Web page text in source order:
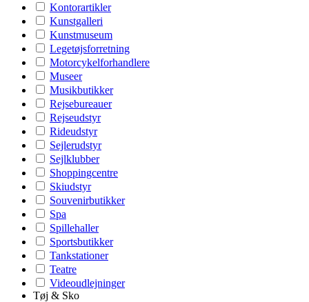
Kontorartikler
Kunstgalleri
Kunstmuseum
Legetøjsforretning
Motorcykelforhandlere
Museer
Musikbutikker
Rejsebureauer
Rejseudstyr
Rideudstyr
Sejlerudstyr
Sejlklubber
Shoppingcentre
Skiudstyr
Souvenirbutikker
Spa
Spillehaller
Sportsbutikker
Tankstationer
Teatre
Videoudlejninger
Tøj & Sko